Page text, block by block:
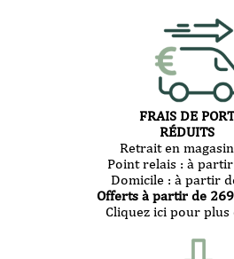
FRAIS DE PORT
RÉDUITS
Retrait en
Point relais : à
Domicile : à partir
Offerts à partir de
Cliquez ici pour plus